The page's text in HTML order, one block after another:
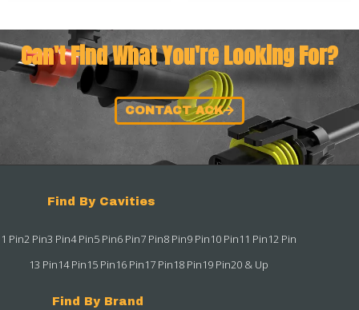
Can't Find What You're Looking For?
CONTACT ACK
Find By Cavities
1 Pin2 Pin3 Pin4 Pin5 Pin6 Pin7 Pin8 Pin9 Pin10 Pin11 Pin12 Pin
13 Pin14 Pin15 Pin16 Pin17 Pin18 Pin19 Pin20 & Up
Find By Brand